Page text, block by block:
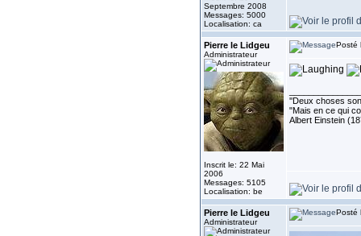
Septembre 2008
Messages: 5000
Localisation: ca
Pierre le Lidgeu
Administrateur
Inscrit le: 22 Mai
2006
Messages: 5105
Localisation: be
Posté
''Deux choses
"Mais en ce qui
Albert Einstein
Pierre le Lidgeu
Administrateur
Posté